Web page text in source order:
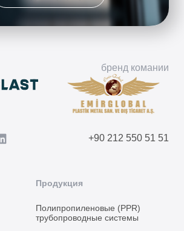
бренд комании
+90 212 550 51 51
Продукция
Полипропиленовые (PPR)
трубопроводные системы